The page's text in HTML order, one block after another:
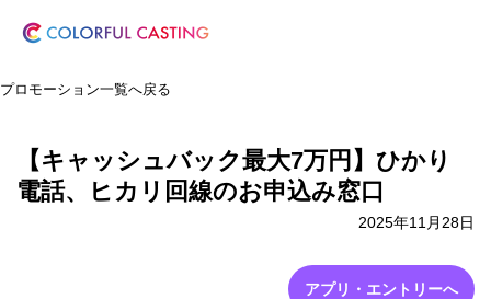
プロモーション一覧へ戻る
【キャッシュバック最大7万円】ひかり
電話、ヒカリ回線のお申込み窓口
2025年11月28日
アプリ・エントリーへ